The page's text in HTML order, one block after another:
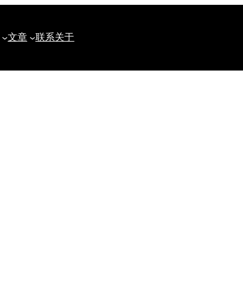
文章 联系关于